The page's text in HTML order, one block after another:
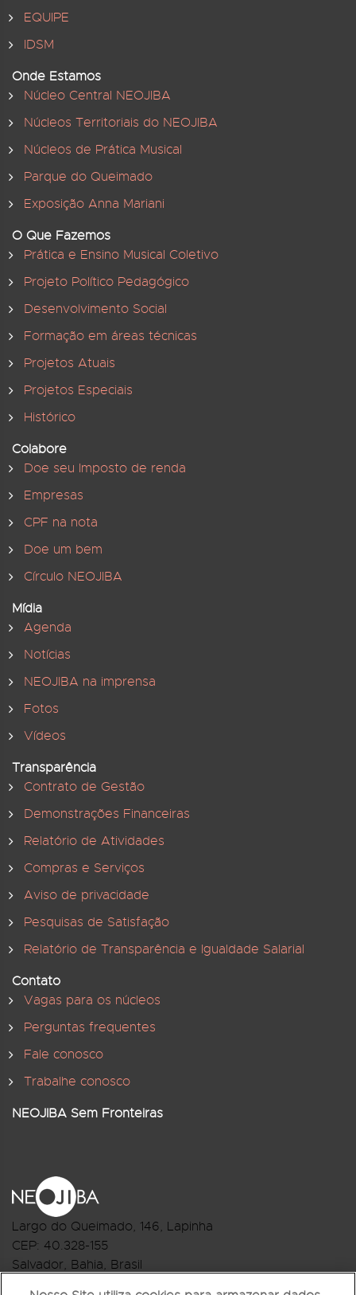
EQUIPE
IDSM
Onde Estamos
Núcleo Central NEOJIBA
Núcleos Territoriais do NEOJIBA
Núcleos de Prática Musical
Parque do Queimado
Exposição Anna Mariani
O Que Fazemos
Prática e Ensino Musical Coletivo
Projeto Político Pedagógico
Desenvolvimento Social
Formação em áreas técnicas
Projetos Atuais
Projetos Especiais
Histórico
Colabore
Doe seu Imposto de renda
Empresas
CPF na nota
Doe um bem
Círculo NEOJIBA
Mídia
Agenda
Notícias
NEOJIBA na imprensa
Fotos
Vídeos
Transparência
Contrato de Gestão
Demonstrações Financeiras
Relatório de Atividades
Compras e Serviços
Aviso de privacidade
Pesquisas de Satisfação
Relatório de Transparência e Igualdade Salarial
Contato
Vagas para os núcleos
Perguntas frequentes
Fale conosco
Trabalhe conosco
NEOJIBA Sem Fronteiras
Largo do Queimado, 146, Lapinha
CEP: 40.328-155
Salvador, Bahia, Brasil